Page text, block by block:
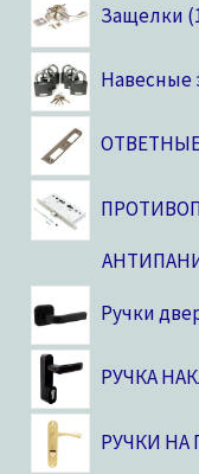
Защелки
Навесные
Ручки
РУЧКА
РУЧКИ НА